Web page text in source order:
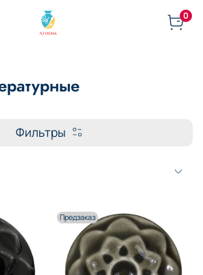
0
Фильтры
Предзаказ